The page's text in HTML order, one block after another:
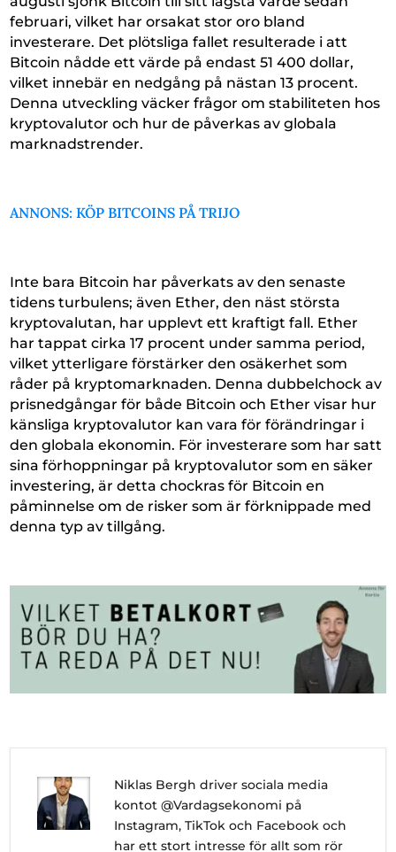
februari, vilket har orsakat stor oro bland
investerare. Det plötsliga fallet resulterade i att
Bitcoin nådde ett värde på endast 51 400 dollar,
vilket innebär en nedgång på nästan 13 procent.
Denna utveckling väcker frågor om stabiliteten hos
kryptovalutor och hur de påverkas av globala
marknadstrender.
ANNONS: KÖP BITCOINS PÅ TRIJO
Inte bara Bitcoin har påverkats av den senaste
tidens turbulens; även Ether, den näst största
kryptovalutan, har upplevt ett kraftigt fall. Ether
har tappat cirka 17 procent under samma period,
vilket ytterligare förstärker den osäkerhet som
råder på kryptomarknaden. Denna dubbelchock av
prisnedgångar för både Bitcoin och Ether visar hur
känsliga kryptovalutor kan vara för förändringar i
den globala ekonomin. För investerare som har satt
sina förhoppningar på kryptovalutor som en säker
investering, är detta chockras för Bitcoin en
påminnelse om de risker som är förknippade med
denna typ av tillgång.
Niklas Bergh driver sociala media
kontot @Vardagsekonomi på
Instagram, TikTok och Facebook och
har ett stort intresse för allt som rör